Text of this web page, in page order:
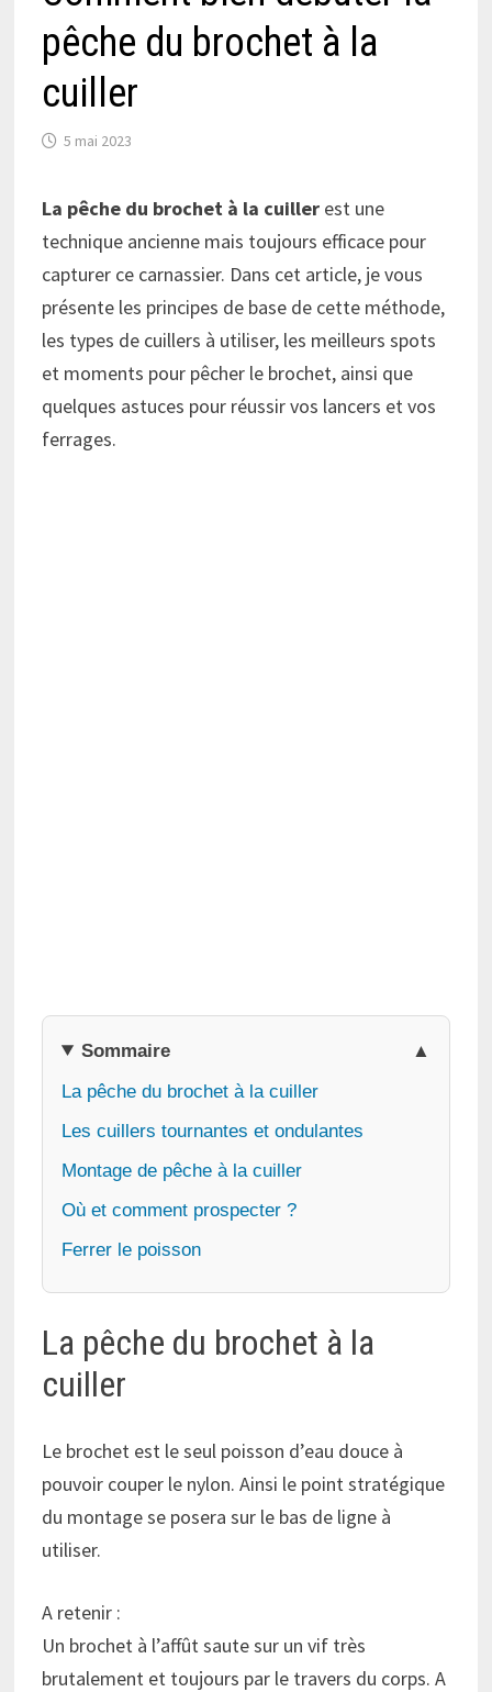
pêche du brochet à la
cuiller
5 mai 2023
La pêche du brochet à la cuillerest une
technique ancienne mais toujours efficace pour
capturer ce carnassier. Dans cet article, je vous
présente les principes de base de cette méthode,
les types de cuillers à utiliser, les meilleurs spots
et moments pour pêcher le brochet, ainsi que
quelques astuces pour réussir vos lancers et vos
ferrages.
Sommaire
La pêche du brochet à la cuiller
Les cuillers tournantes et ondulantes
Montage de pêche à la cuiller
Où et comment prospecter ?
Ferrer le poisson
La pêche du brochet à la
cuiller
Le brochet est le seul poisson d’eau douce à
pouvoir couper le nylon. Ainsi le point stratégique
du montage se posera sur le bas de ligne à
utiliser.
A retenir :
Un brochet à l’affût saute sur un vif très
brutalement et toujours par le travers du corps. A